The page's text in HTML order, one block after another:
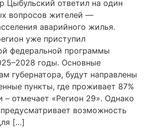
Цыбульский ответил на один
вопросов жителей —
аварийного жилья.
уже приступил
федеральной программы
годы. Основные
губернатора, будут направлены
пункты, где проживает 87%
– отмечает «Регион 29». Однако
возможность
[…]